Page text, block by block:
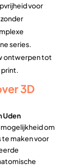
voor
series.
ontwerpen tot
print.
3D
Uden
om
maken voor